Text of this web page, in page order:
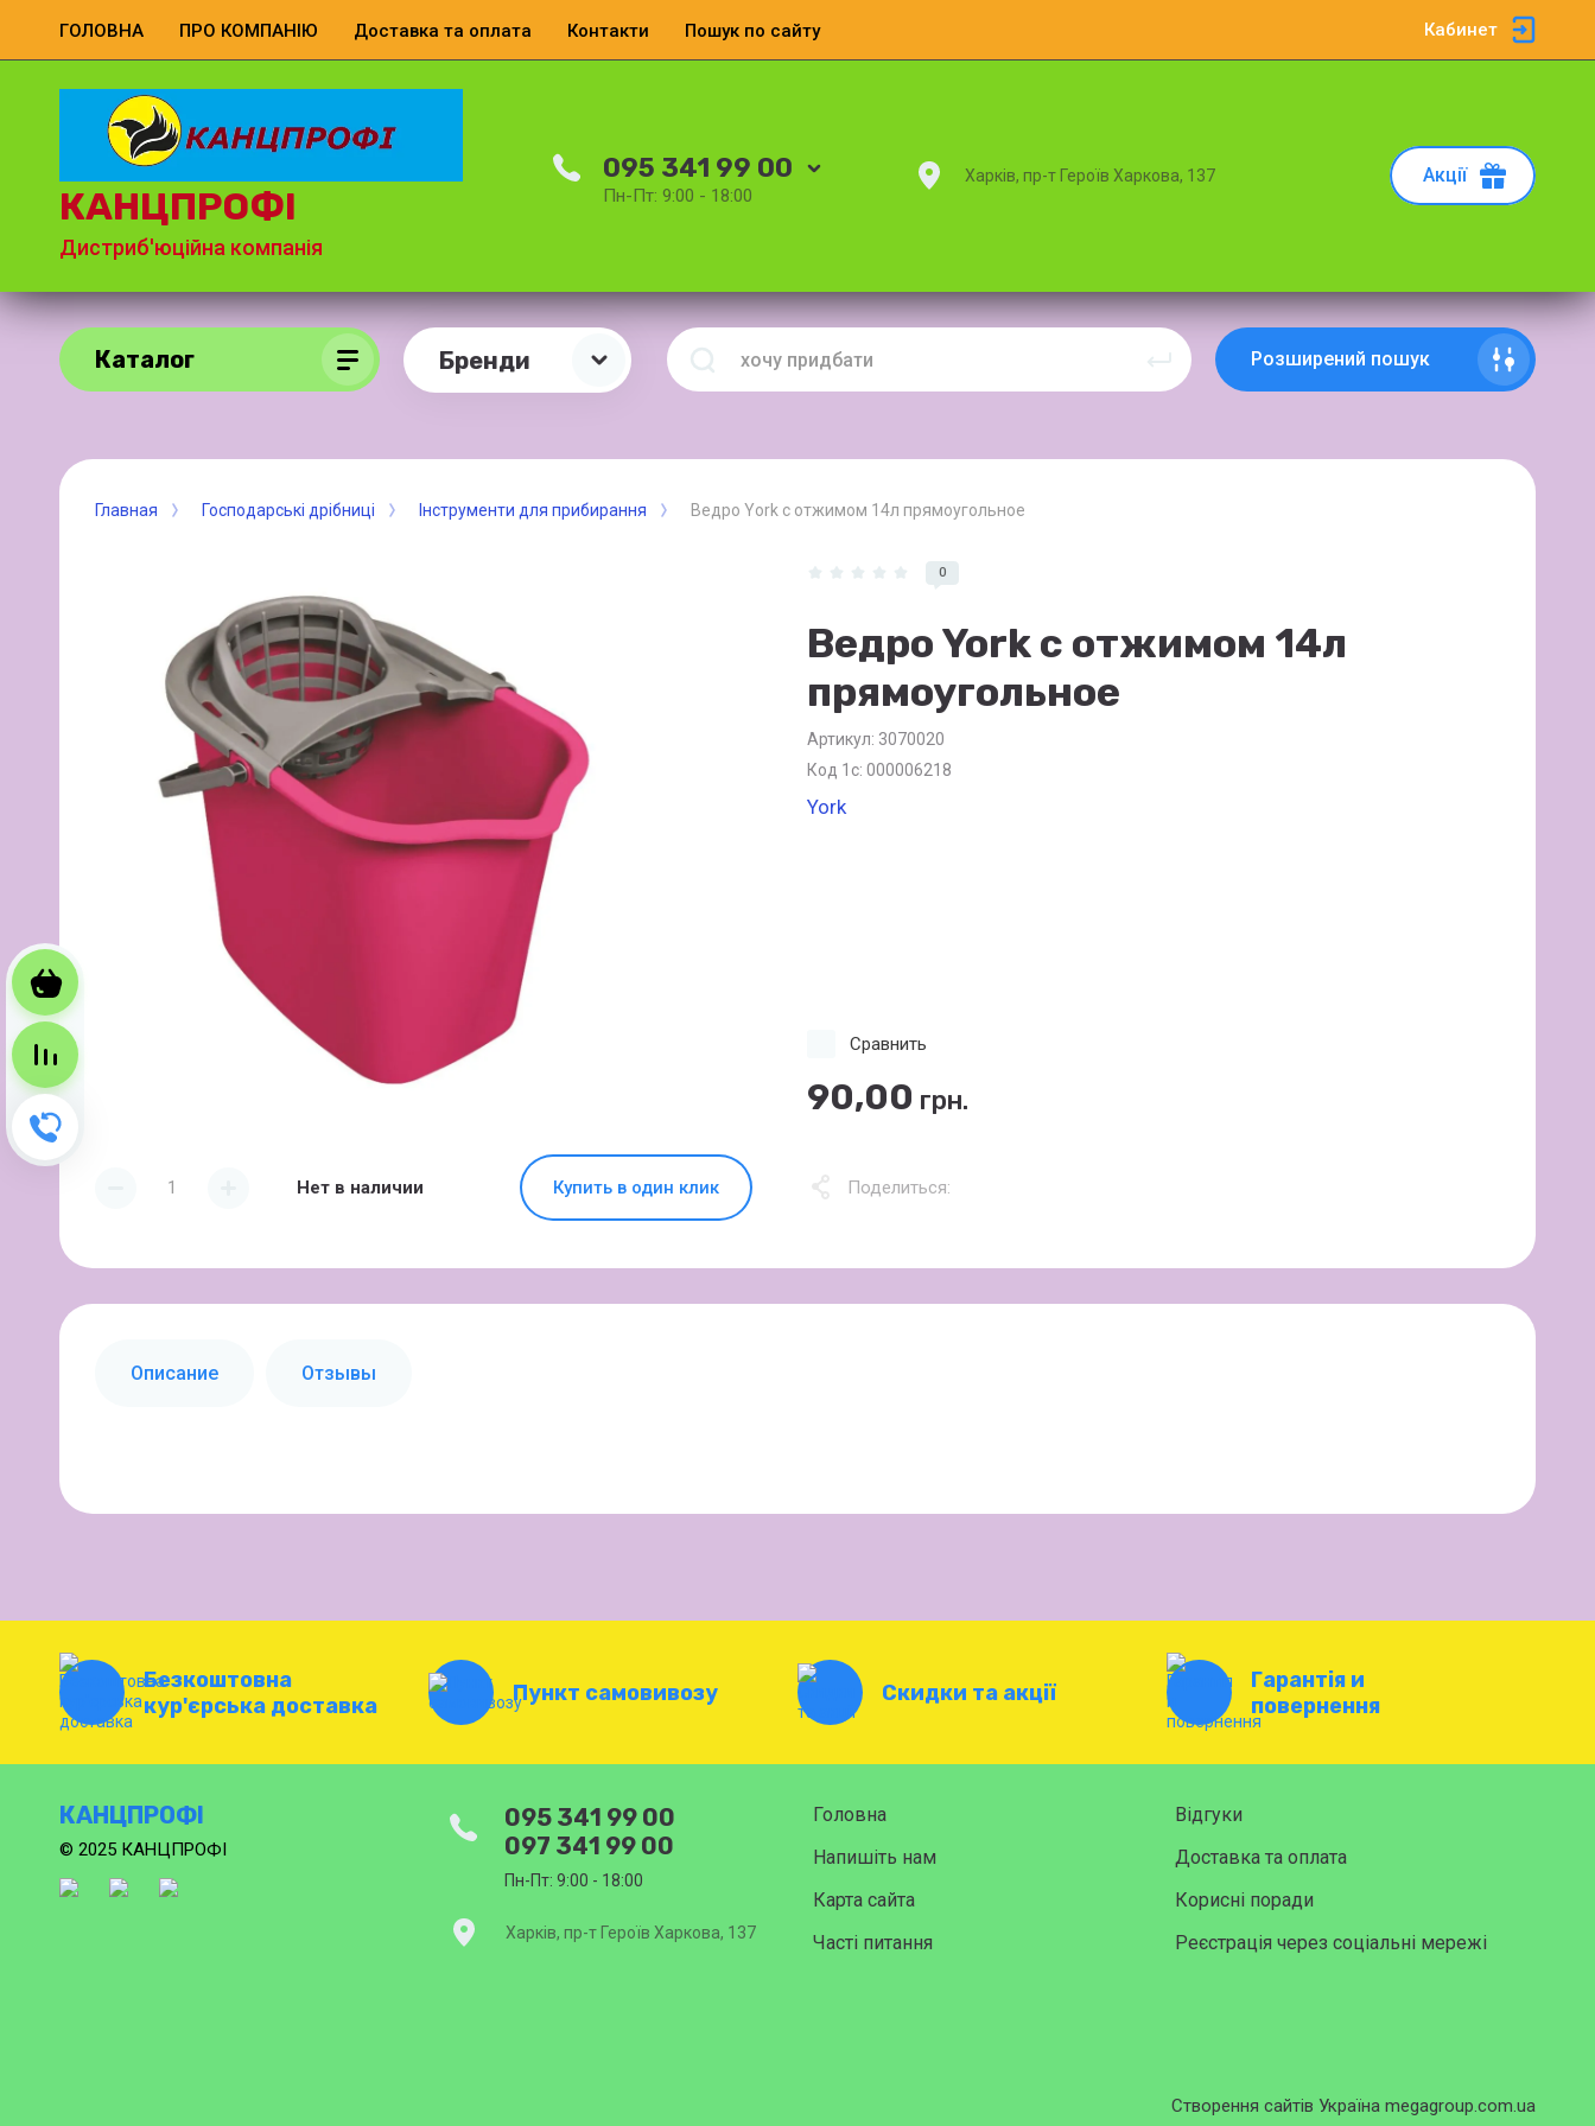
ГОЛОВНА ПРО КОМПАНІЮ Доставка та оплата Контакти Пошук по сайту Кабинет
КАНЦПРОФІ
Дистриб'юційна компанія
095 341 99 00
Пн-Пт: 9:00 - 18:00
Харків, пр-т Героїв Харкова, 137 Акції
Каталог Бренди Розширений пошук
Главная Господарські дрібниці Інструменти для прибирання Ведро York с отжимом 14л прямоугольное
0
Ведро York с отжимом 14л
прямоугольное
Артикул: 3070020
Код 1с: 000006218
York
90,00 грн.
Сравнить
Нет в наличии Купить в один клик Поделиться:
Описание Отзывы
Безкоштовна
кур'єрська доставка
Пункт самовивозу Скидки та акції
Гарантія и
повернення
КАНЦПРОФІ
© 2025 КАНЦПРОФІ
095 341 99 00
097 341 99 00
Пн-Пт: 9:00 - 18:00
Харків, пр-т Героїв Харкова, 137
Головна
Відгуки
Напишіть нам
Доставка та оплата
Карта сайта
Корисні поради
Часті питання
Реєстрація через соціальні мережі
Створення сайтів Україна megagroup.com.ua